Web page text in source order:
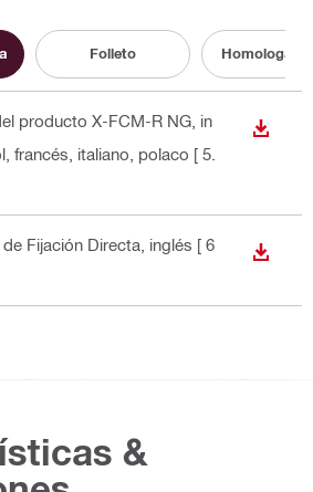
Folleto
producto X-FCM-R NG , in
francés, italiano, polaco [ 5.
Fijación Directa , inglés [ 6
&